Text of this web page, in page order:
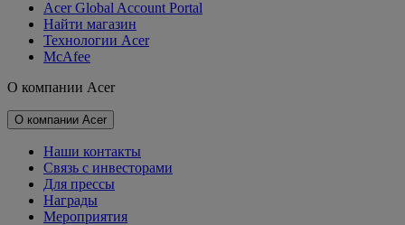
Acer Global Account Portal
Найти магазин
Технологии Acer
McAfee
О компании Acer
О компании Acer
Наши контакты
Связь с инвесторами
Для прессы
Награды
Мероприятия